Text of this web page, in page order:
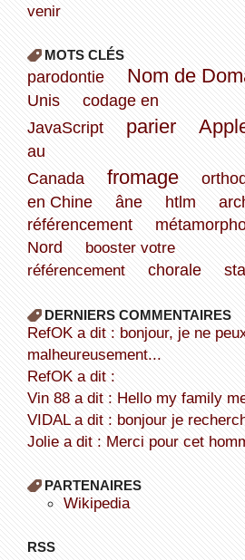
venir
MOTS CLÉS
parodontie Nom de
Unis
codage en
JavaScript
parier
au
Canada
fromage
en Chine
âne htlm
référencement
Nord
booster votre
référencement
chorale
DERNIERS COMMENTAIRES
refOK a dit : bonjour, je ne peux
malheureusement...
refOK a dit :
Vin 88 a dit : Hello my family
VIDAL a dit : bonjour je
Jolie a dit : Merci pour cet
PARTENAIRES
wikipedia
RSS